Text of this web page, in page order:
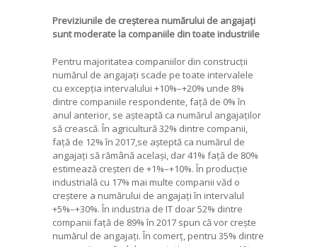
Previziunile de creșterea numărului de angajați
sunt moderate la companiile din toate industriile
Pentru majoritatea companiilor din construcții
numărul de angajați scade pe toate intervalele
cu excepția intervalului +10%–+20% unde 8%
dintre companiile respondente, față de 0% în
anul anterior, se așteaptă ca numărul angajaților
să crească. În agricultură 32% dintre companii,
față de 12% în 2017,se așteptă ca numărul de
angajați să rămână același, dar 41% față de 80%
estimează creșteri de +1%–+10%. În producție
industrială cu 17% mai multe companii văd o
creștere a numărului de angajați în intervalul
+5%–+30%. În industria de IT doar 52% dintre
companii față de 89% în 2017 spun că vor crește
numărul de angajați. În comerț, pentru 35% dintre